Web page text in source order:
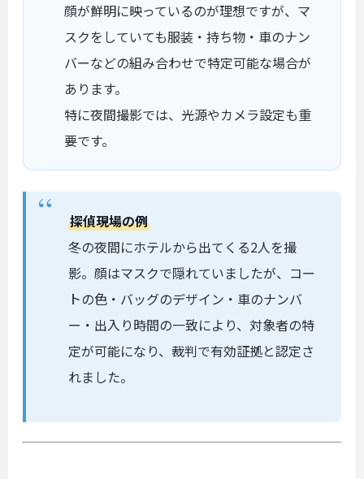
顔が鮮明に映っているのが理想ですが、マ
スクをしていても服装・持ち物・車のナン
バーなどの組み合わせで特定可能な場合が
あります。
特に夜間撮影では、光源やカメラ設定も重
要です。
探偵現場の例
冬の夜間にホテルから出てくる2人を撮
影。顔はマスクで隠れていましたが、コー
トの色・バッグのデザイン・車のナンバ
ー・出入り時間の一致により、対象者の特
定が可能になり、裁判で有効証拠と認定さ
れました。